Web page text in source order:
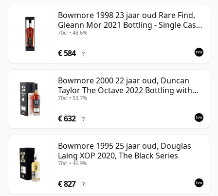
Bowmore 1998 23 jaar oud Rare Find,
Gleann Mor 2021 Bottling - Single Cask
353892
70cl • 48.6%
€ 584 ?
Bowmore 2000 22 jaar oud, Duncan
Taylor The Octave 2022 Bottling with
Box - Cask 3737529
70cl • 53.7%
€ 632 ?
Bowmore 1995 25 jaar oud, Douglas
Laing XOP 2020, The Black Series
70cl • 46.9%
€ 827 ?